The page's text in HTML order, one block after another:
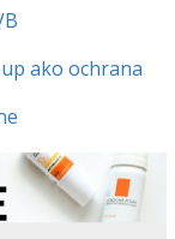
ako ochrana